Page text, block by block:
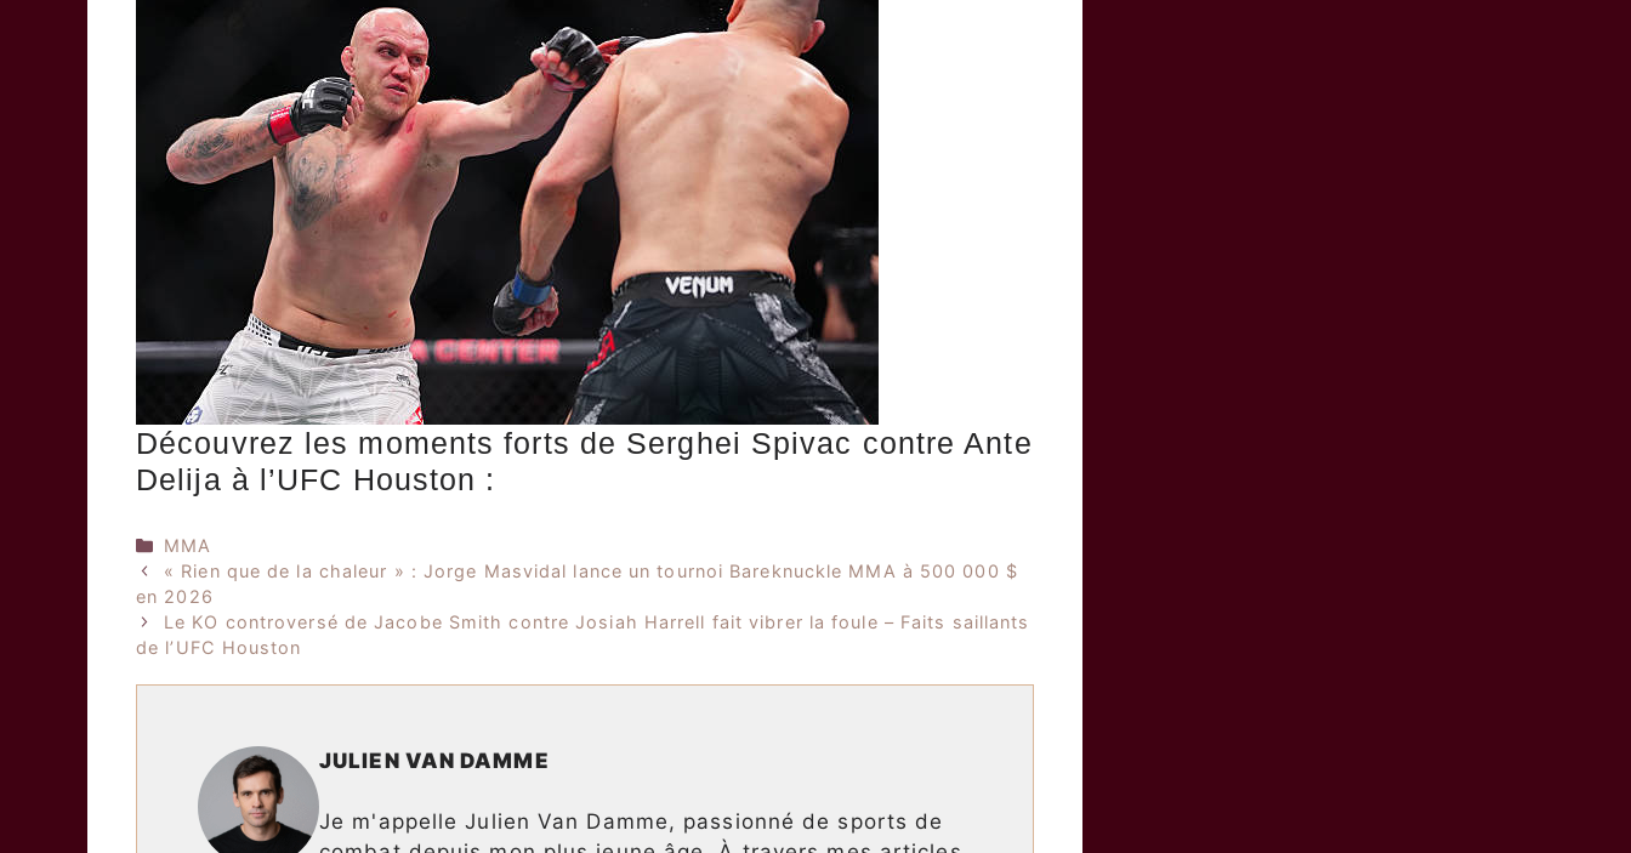
Découvrez les moments forts de Serghei Spivac contre Ante
Delija à l’UFC Houston :
Catégories
MMA
« Rien que de la chaleur » : Jorge Masvidal lance un tournoi Bareknuckle MMA à 500 000 $
en 2026
Le KO controversé de Jacobe Smith contre Josiah Harrell fait vibrer la foule – Faits saillants
de l’UFC Houston
JULIEN VAN DAMME
Je m'appelle Julien Van Damme, passionné de sports de